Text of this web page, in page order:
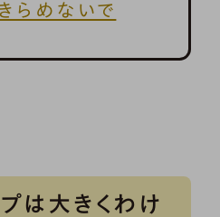
らめないで
は大きくわけ